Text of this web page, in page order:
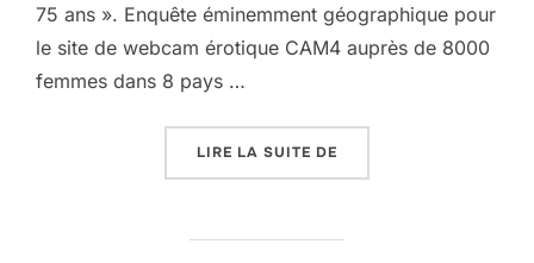
75 ans ». Enquête éminemment géographique pour
le site de webcam érotique CAM4 auprès de 8000
femmes dans 8 pays …
LIRE LA SUITE DE